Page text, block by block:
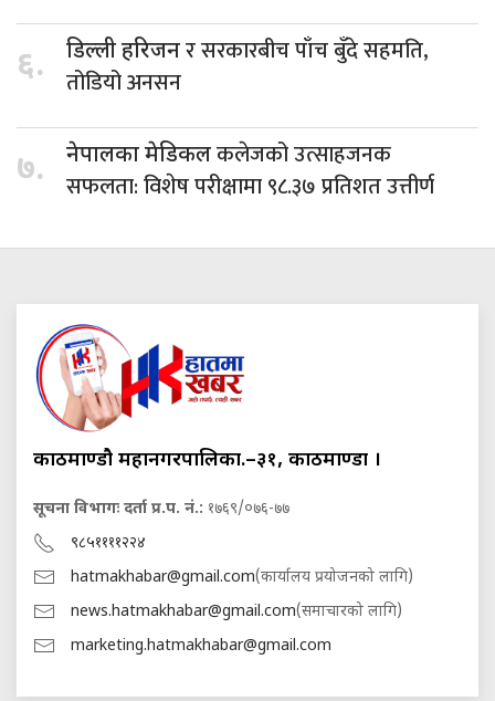
६. डिल्ली हरिजनर सरकारबीच पाँच बुँदे सहमति,
तोडियो अनसन
७. नेपालका मेडिकलकलेजको उत्साहजनक
सफलता: विशेष परीक्षामा ९८.३७ प्रतिशत उत्तीर्ण
काठमाण्डौ महानगरपालिका.–३१, काठमाण्डौं ।
सूचना विभागः दर्ता प्र.प. नं.: १७६९/०७६-७७
९८५११११२२४
hatmakhabar@gmail.com(कार्यालय प्रयोजनको लागि)
news.hatmakhabar@gmail.com(समाचारको लागि)
marketing.hatmakhabar@gmail.com